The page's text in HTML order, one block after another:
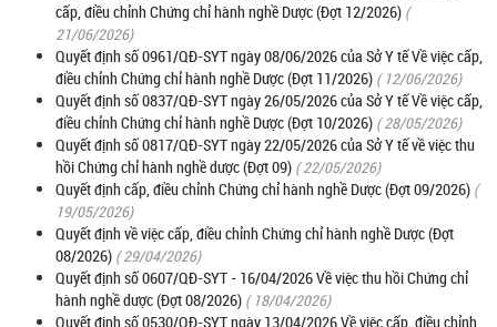
cấp, điều chỉnh Chứng chỉ hành nghề Dược (Đợt 12/2026) (
21/06/2026)
Quyết định số 0961/QĐ-SYT ngày 08/06/2026 của Sở Y tế Về việc cấp,
điều chỉnh Chứng chỉ hành nghề Dược (Đợt 11/2026) ( 12/06/2026)
Quyết định số 0837/QĐ-SYT ngày 26/05/2026 của Sở Y tế Về việc cấp,
điều chỉnh Chứng chỉ hành nghề Dược (Đợt 10/2026) ( 28/05/2026)
Quyết định số 0817/QĐ-SYT ngày 22/05/2026 của Sở Y tế về việc thu
hồi Chứng chỉ hành nghề dược (Đợt 09) ( 22/05/2026)
Quyết định cấp, điều chỉnh Chứng chỉ hành nghề Dược (Đợt 09/2026) (
19/05/2026)
Quyết định về việc cấp, điều chỉnh Chứng chỉ hành nghề Dược (Đợt
08/2026) ( 29/04/2026)
Quyết định số 0607/QĐ-SYT - 16/04/2026 Về việc thu hồi Chứng chỉ
hành nghề dược (Đợt 08/2026) ( 18/04/2026)
Quyết định số 0530/QĐ-SYT ngày 13/04/2026 Về việc cấp, điều chỉnh